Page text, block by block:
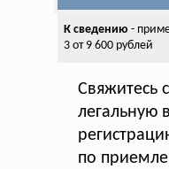
К сведению -
3 от 9 600 рублей
Свяжитесь
легальную
по